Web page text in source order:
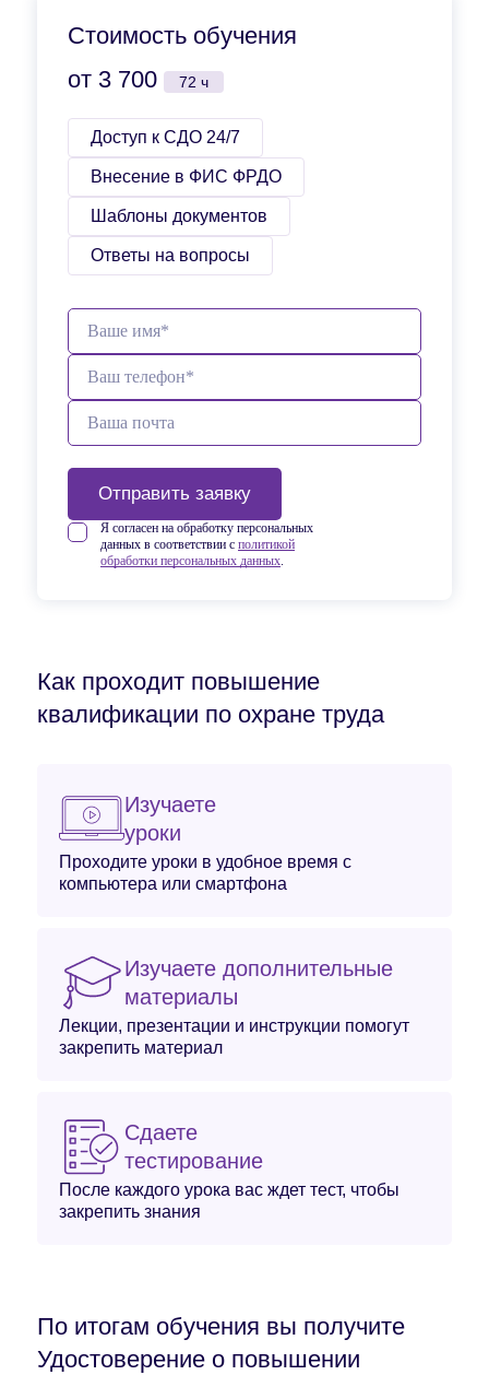
первой помощи при прочих состояниях.
Стоимость обучения
от 3 700
72 ч
Доступ к СДО 24/7
Внесение в ФИС ФРДО
Шаблоны документов
Ответы на вопросы
Отправить заявку
Я согласен на обработку персональных
данных в соответствии с политикой
обработки персональных данных.
Как проходит повышение
квалификации по охране труда
Изучаете
уроки
Проходите уроки в удобное время с
компьютера или смартфона
Изучаете дополнительные
материалы
Лекции, презентации и инструкции помогут
закрепить материал
Сдаете
тестирование
После каждого урока вас ждет тест, чтобы
закрепить знания
По итогам обучения вы получите
Удостоверение о повышении